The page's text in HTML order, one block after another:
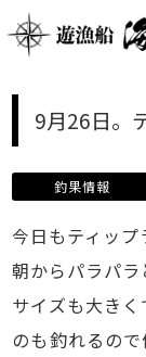
9月26日。
釣果情報
今日もティッ
朝からパラパ
サイズも大き
のも釣れるの